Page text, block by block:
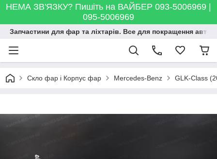
НЕМА ЗВ'ЯЗКУ? Пишіть на ВАЙБЕР 093-5006969 |
095-5006969
Запчастини для фар та ліхтарів. Все для покращення
Скло фар і Корпус фар Mercedes-Benz GLK-Class